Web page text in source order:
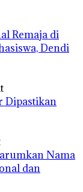
Remaja di
Dendi
Dipastikan
Nama
dan